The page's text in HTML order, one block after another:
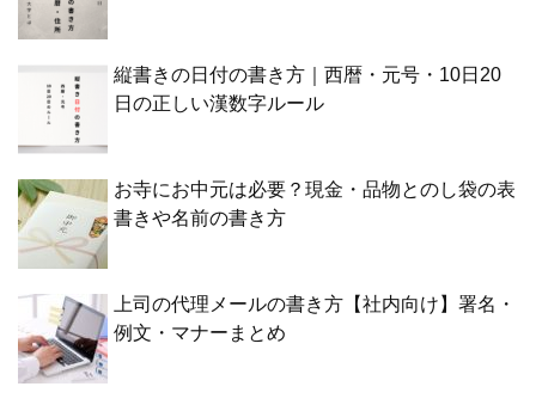
縦書きの日付の書き方｜西暦・元号・10日20
日の正しい漢数字ルール
お寺にお中元は必要？現金・品物とのし袋の表
書きや名前の書き方
上司の代理メールの書き方【社内向け】署名・
例文・マナーまとめ